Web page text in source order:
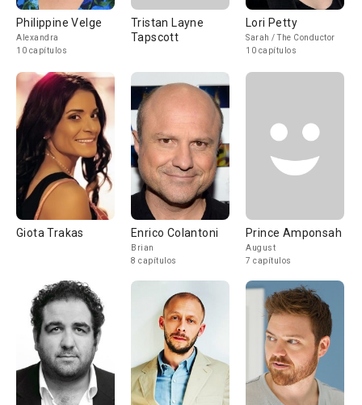
Philippine Velge
Alexandra
10 capítulos
Tristan Layne
Tapscott
Lori Petty
Sarah / The Conductor
10 capítulos
Giota Trakas Enrico Colantoni
Brian
8 capítulos
Prince Amponsah
August
7 capítulos